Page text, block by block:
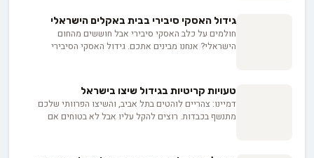
המותאמת הן לצחוקם השובב של הילדים והן לביטחון הרגוע
של המבוגרים. עם תלתליו שובי הלב ועיניהם החביבות,
הלברדודל מהווים עדות לאיך נראה כלב המשפחה המושלם,
שוזר את עצמו במרקם חיי היומיום בקלות והופך לחלק בלתי
גידול האסקי סיבירי בבית באקלים הישראלי
חולמים על כלב האסקי סיבירי אבל חוששים מהחום
הישראלי? אנחנו מבינים אתכם. גידול האסקי הסיבירי
לכם איך להפוך את החלום למציאות. החל מהתאמת מסגרת
המגורים ועד לבניית קשר רגשי עמוק עם בעלי החיים הנפלאים
הללו. בואו נצלול יחד לעולם המרתק של גידול האסקי
הסיבירי בבית ישראלי.
טעויות קריטיות בגידול שיצו בישראל
דמיינו: צהריים לוהטים בתל אביב, והשיצו הפרוותי שלכם
מתנשף בכבדות. רוצים להקל עליו אבל לא בטוחים אם
איך להזין נכון, וכיצד לשמור על פרוותם המפוארת? הצטרפו